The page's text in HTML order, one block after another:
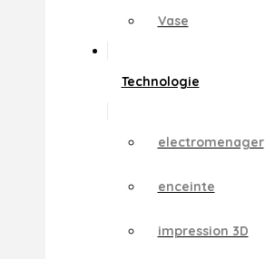
Vase
Technologie
electromenager
enceinte
impression 3D